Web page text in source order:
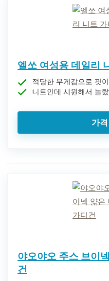
엘쏘 여성용 데일리
적당한 무게감으로 핏
니트인데 시원해서 놀
가격
야오야오 주스 브이
건